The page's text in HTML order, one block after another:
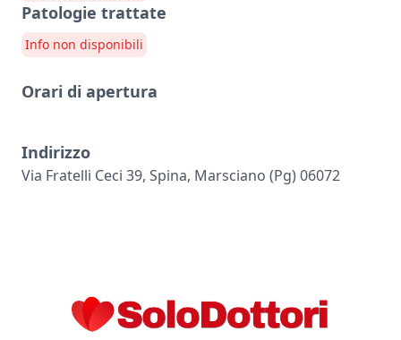
Patologie trattate
Info non disponibili
Orari di apertura
Indirizzo
Via Fratelli Ceci 39, Spina, Marsciano (pg) 06072